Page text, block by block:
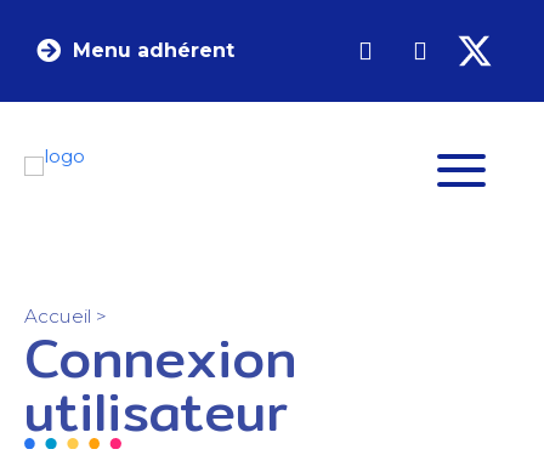
Menu adhérent
Accueil >
Connexion
utilisateur